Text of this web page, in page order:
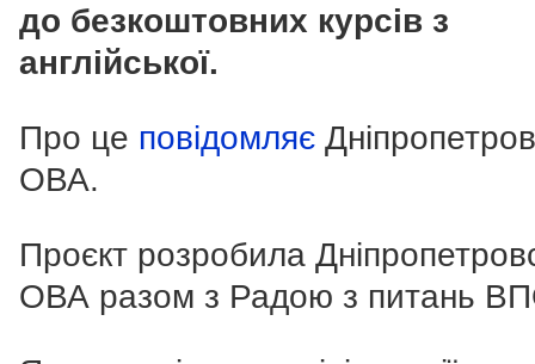
до безкоштовних курсів з
англійської.
Про це повідомляє
ОВА.
Проєкт розробила
ОВА разом з Радою з питань